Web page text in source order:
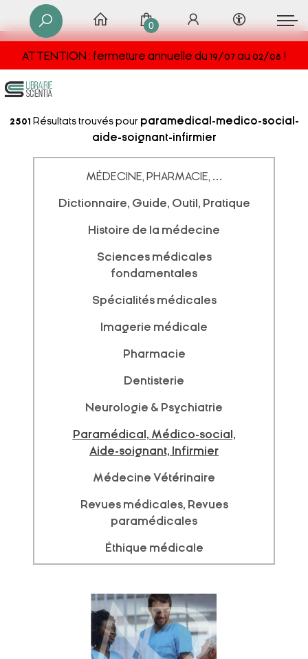
ATTENTION : fermeture annuelle du 19/07 au 02/08 !
0
2501 Résultats trouvés pour paramedical-medico-social-
aide-soignant-infirmier
MÉDECINE, PHARMACIE, ...
Dictionnaire, Guide, Outil, Pratique
Histoire de la médecine
Sciences médicales
fondamentales
Spécialités médicales
Imagerie médicale
Pharmacie
Dentisterie
Neurologie & Psychiatrie
Paramédical, Médico-social,
Aide-soignant, Infirmier
Médecine Vétérinaire
Revues médicales, Revues
paramédicales
Éthique médicale